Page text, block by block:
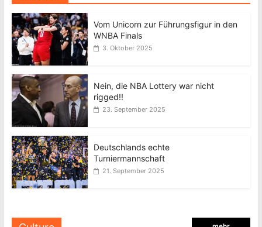
Vom Unicorn zur Führungsfigur in den
WNBA Finals
3. Oktober 2025
Nein, die NBA Lottery war nicht
rigged!!
23. September 2025
Deutschlands echte
Turniermannschaft
21. September 2025